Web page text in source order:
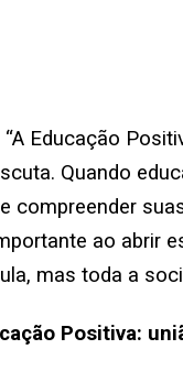
“A Educação
Quando
compreender
ao abrir
mas toda a
Positiva: